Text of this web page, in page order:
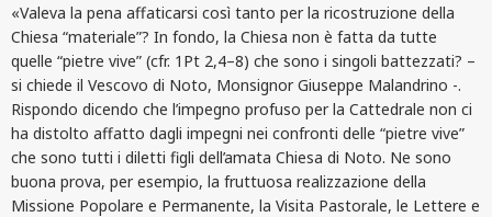
«Valeva la pena affaticarsi così tanto per la ricostruzione della
Chiesa “materiale”? In fondo, la Chiesa non è fatta da tutte
quelle “pietre vive” (cfr. 1Pt 2,4–8) che sono i singoli battezzati? –
si chiede il Vescovo di Noto, Monsignor Giuseppe Malandrino -.
Rispondo dicendo che l’impegno profuso per la Cattedrale non ci
ha distolto affatto dagli impegni nei confronti delle “pietre vive”
che sono tutti i diletti figli dell’amata Chiesa di Noto. Ne sono
buona prova, per esempio, la fruttuosa realizzazione della
Missione Popolare e Permanente, la Visita Pastorale, le Lettere e